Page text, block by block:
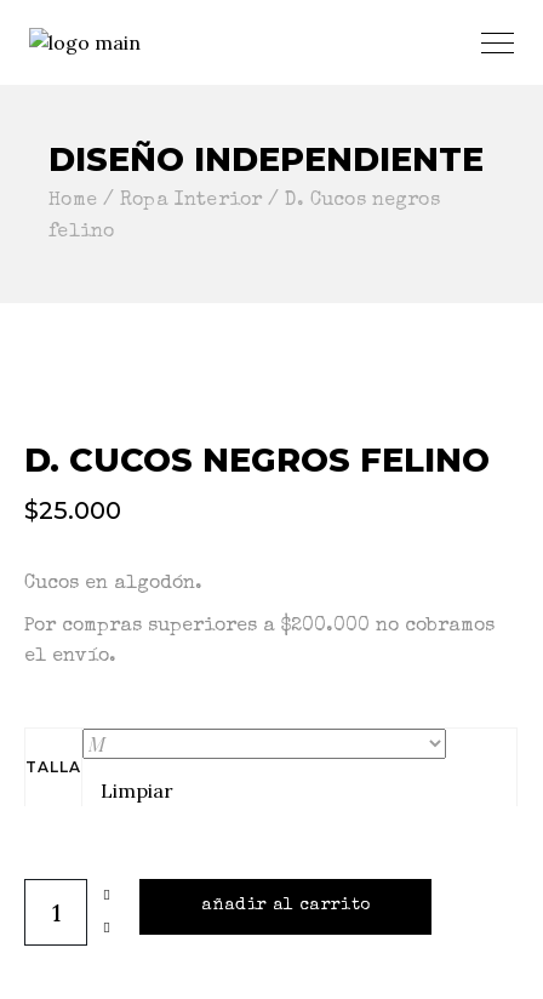
DISEÑO INDEPENDIENTE
Home Ropa Interior
D. Cucos negros
felino
D. CUCOS NEGROS FELINO
$25.000
Cucos en algodón.
Por compras superiores a $200.000 no cobramos
el envío.
TALLA
Limpiar
añadir al carrito